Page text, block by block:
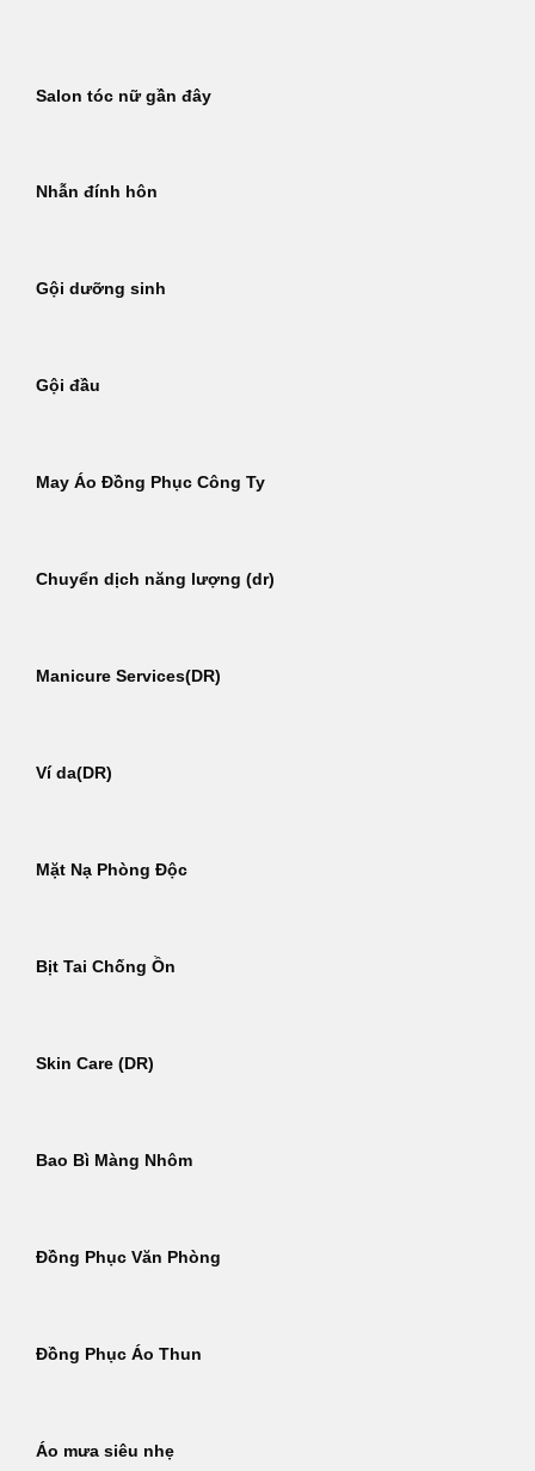
dungSalon tóc nữ gần đây
Nhẫn đính hôn
Gội dưỡng sinh
Gội đầu
May Áo Đồng Phục Công Ty
Chuyển dịch năng lượng (dr)
Manicure Services(DR)
Ví da(DR)
Mặt Nạ Phòng Độc
Bịt Tai Chống Ồn
Skin Care (DR)
Bao Bì Màng Nhôm
Đồng Phục Văn Phòng
Đồng Phục Áo Thun
Áo mưa siêu nhẹ